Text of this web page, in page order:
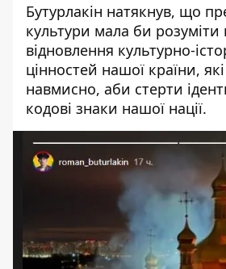
Бутурлакін натякнув, що
культури мала би розуміти
відновлення культурно-
цінностей нашої країни,
навмисно, аби стерти
кодові знаки нашої нації.